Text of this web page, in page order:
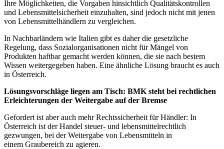
Ihre Möglichkeiten, die Vorgaben hinsichtlich Qualitätskontrollen
und Lebensmittelsicherheit einzuhalten, sind jedoch nicht mit jenen
von Lebensmittelhändlern zu vergleichen.
In Nachbarländern wie Italien gibt es daher die gesetzliche
Regelung, dass Sozialorganisationen nicht für Mängel von
Produkten haftbar gemacht werden können, die sie nach bestem
Wissen weitergegeben haben. Eine ähnliche Lösung braucht es auch
in Österreich.
Lösungsvorschläge liegen am Tisch: BMK steht bei rechtlichen
Erleichterungen der Weitergabe auf der Bremse
Gefordert ist aber auch mehr Rechtssicherheit für Händler: In
Österreich ist der Handel steuer- und lebensmittelrechtlich
gezwungen, bei der Weitergabe von Lebensmitteln in
einem Graubereich zu agieren.